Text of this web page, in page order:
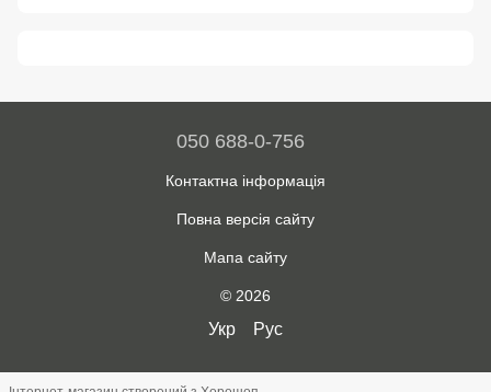
050 688-0-756
Контактна інформація
Повна версія сайту
Мапа сайту
© 2026
Укр Рус